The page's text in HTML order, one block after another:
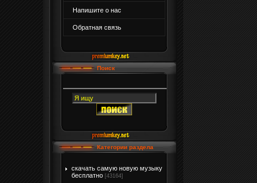
Напишите о нас
Обратная связь
Поиск
Категории раздела
скачать самую новую музыку
бесплатно [43164]